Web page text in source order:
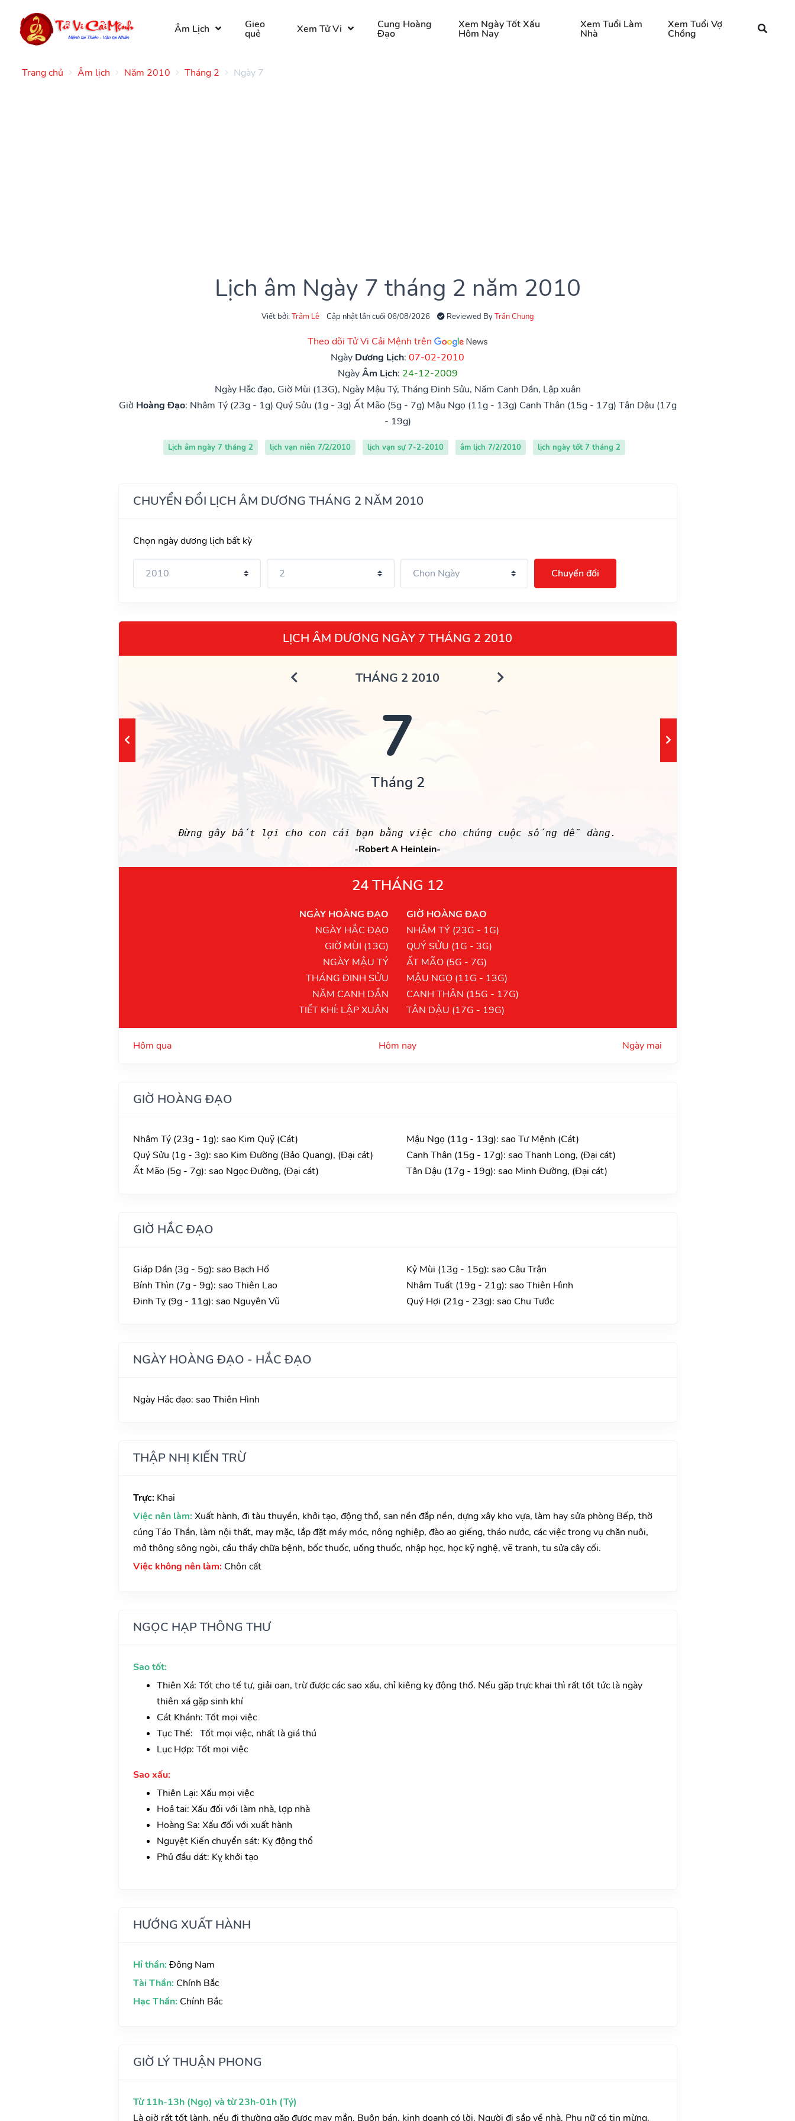
Âm Lịch Gieo
quẻ Xem Tử Vi Cung Hoàng
Đạo
Xem Ngày Tốt Xấu
Hôm Nay
Xem Tuổi Làm
Nhà
Xem Tuổi Vợ
Chồng
Trang chủ Âm lịch Năm 2010 Tháng 2 Ngày 7
Lịch âm Ngày 7 tháng 2 năm 2010
Viết bởi: Trâm Lê Cập nhật lần cuối 06/08/2026 Reviewed ByTrần Chung
Theo dõi Tử Vi Cải Mệnh trên
Ngày Dương Lịch: 07-02-2010
NgàyÂm Lịch: 24-12-2009
Ngày Hắc đạo, Giờ Mùi (13G), Ngày Mậu Tý, Tháng Đinh Sửu, Năm Canh Dần, Lập xuân
Giờ Hoàng Đạo: Nhâm Tý (23g - 1g) Quý Sửu (1g - 3g) Ất Mão (5g - 7g) Mậu Ngọ (11g - 13g) Canh Thân (15g - 17g) Tân Dậu (17g
- 19g)
Lịch âm ngày 7 tháng 2 lịch vạn niên 7/2/2010 lịch vạn sự 7-2-2010 âm lịch 7/2/2010 lịch ngày tốt 7 tháng 2
CHUYỂN ĐỔI LỊCH ÂM DƯƠNG THÁNG 2 NĂM 2010
Chọn ngày dương lịch bất kỳ
Chuyển đổi
LỊCH ÂM DƯƠNG NGÀY 7 THÁNG 2 2010
THÁNG 2 2010
7
Tháng 2
Đừng gây bất lợi cho con cái bạn bằng việc cho chúng cuộc sống dễ dàng.
-Robert A Heinlein-
24 THÁNG 12
NGÀY HOÀNG ĐẠO
NGÀY HẮC ĐẠO
GIỜ MÙI (13G)
NGÀY MẬU TÝ
THÁNG ĐINH SỬU
NĂM CANH DẦN
TIẾT KHÍ: LẬP XUÂN
GIỜ HOÀNG ĐẠO
NHÂM TÝ (23G - 1G)
QUÝ SỬU (1G - 3G)
ẤT MÃO (5G - 7G)
MẬU NGỌ (11G - 13G)
CANH THÂN (15G - 17G)
TÂN DẬU (17G - 19G)
Hôm qua Hôm nay Ngày mai
GIỜ HOÀNG ĐẠO
Nhâm Tý (23g - 1g): sao Kim Quỹ (Cát)
Quý Sửu (1g - 3g): sao Kim Đường (Bảo Quang), (Đại cát)
Ất Mão (5g - 7g): sao Ngọc Đường, (Đại cát)
Mậu Ngọ (11g - 13g): sao Tư Mệnh (Cát)
Canh Thân (15g - 17g): sao Thanh Long, (Đại cát)
Tân Dậu (17g - 19g): sao Minh Đường, (Đại cát)
GIỜ HẮC ĐẠO
Giáp Dần (3g - 5g): sao Bạch Hổ
Bính Thìn (7g - 9g): sao Thiên Lao
Đinh Tỵ (9g - 11g): sao Nguyên Vũ
Kỷ Mùi (13g - 15g): sao Câu Trận
Nhâm Tuất (19g - 21g): sao Thiên Hình
Quý Hợi (21g - 23g): sao Chu Tước
NGÀY HOÀNG ĐẠO - HẮC ĐẠO
Ngày Hắc đạo: sao Thiên Hình
THẬP NHỊ KIẾN TRỪ
Trực: Khai
Việc nên làm: Xuất hành, đi tàu thuyền, khởi tạo, động thổ, san nền đắp nền, dựng xây kho vựa, làm hay sửa phòng Bếp, thờ
cúng Táo Thần, làm nội thất, may mặc, lắp đặt máy móc, nông nghiệp, đào ao giếng, tháo nước, các việc trong vụ chăn nuôi,
mở thông sông ngòi, cầu thầy chữa bệnh, bốc thuốc, uống thuốc, nhập học, học kỹ nghệ, vẽ tranh, tu sửa cây cối.
Việc không nên làm: Chôn cất
NGỌC HẠP THÔNG THƯ
Sao tốt:
Thiên Xá: Tốt cho tế tự, giải oan, trừ được các sao xấu, chỉ kiêng kỵ động thổ. Nếu gặp trực khai thì rất tốt tức là ngày
thiên xá gặp sinh khí
Cát Khánh: Tốt mọi việc
Tục Thế: Tốt mọi việc, nhất là giá thú
Lục Hợp: Tốt mọi việc
Sao xấu:
Thiên Lại: Xấu mọi việc
Hoả tai: Xấu đối với làm nhà, lợp nhà
Hoàng Sa: Xấu đối với xuất hành
Nguyệt Kiến chuyển sát: Kỵ động thổ
Phủ đầu dát: Kỵ khởi tạo
HƯỚNG XUẤT HÀNH
Hỉ thần: Đông Nam
Tài Thần: Chính Bắc
Hạc Thần: Chính Bắc
GIỜ LÝ THUẬN PHONG
Từ 11h-13h (Ngọ) và từ 23h-01h (Tý)
Là giờ rất tốt lành, nếu đi thường gặp được may mắn. Buôn bán, kinh doanh có lời. Người đi sắp về nhà. Phụ nữ có tin mừng.